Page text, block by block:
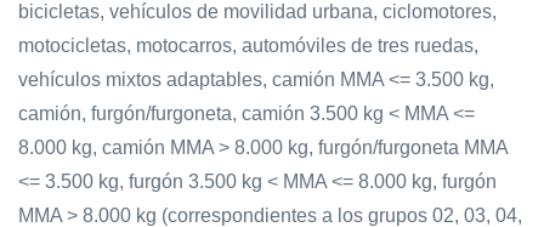
bicicletas, vehículos de movilidad urbana, ciclomotores,
motocicletas, motocarros, automóviles de tres ruedas,
vehículos mixtos adaptables, camión MMA <= 3.500 kg,
camión, furgón/furgoneta, camión 3.500 kg < MMA <=
8.000 kg, camión MMA > 8.000 kg, furgón/furgoneta MMA
<= 3.500 kg, furgón 3.500 kg < MMA <= 8.000 kg, furgón
MMA > 8.000 kg (correspondientes a los grupos 02, 03, 04,